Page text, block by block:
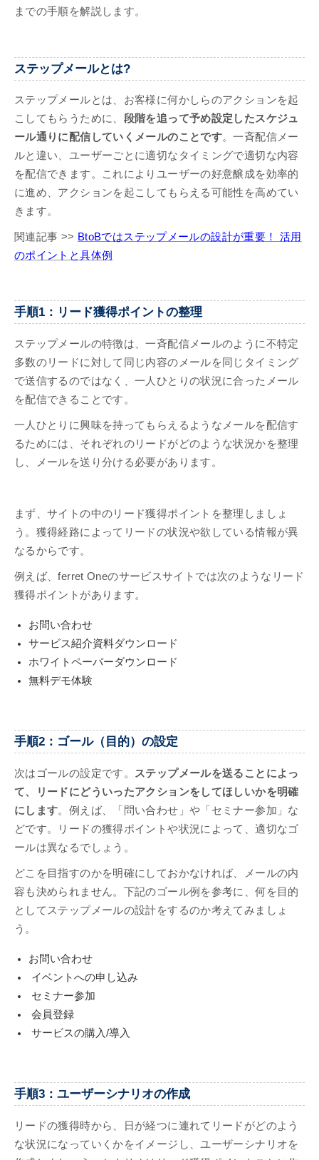
までの手順を解説します。
ステップメールとは?
ステップメールとは、お客様に何かしらのアクションを起
こしてもらうために、 段階を追って予め設定したスケジュ
ール通りに配信していくメールのことです。一斉配信メー
ルと違い、ユーザーごとに適切なタイミングで適切な内容
を配信できます。これによりユーザーの好意醸成を効率的
に進め、アクションを起こしてもらえる可能性を高めてい
きます。
関連記事 >> BtoBではステップメールの設計が重要！ 活用
のポイントと具体例
手順1：リード獲得ポイントの整理
ステップメールの特徴は、一斉配信メールのように不特定
多数のリードに対して同じ内容のメールを同じタイミング
で送信するのではなく、一人ひとりの状況に合ったメール
を配信できることです。
一人ひとりに興味を持ってもらえるようなメールを配信す
るためには、それぞれのリードがどのような状況かを整理
し、メールを送り分ける必要があります。
まず、サイトの中のリード獲得ポイントを整理しましょ
う。獲得経路によってリードの状況や欲している情報が異
なるからです。
例えば、ferret Oneのサービスサイトでは次のようなリード
獲得ポイントがあります。
お問い合わせ
サービス紹介資料ダウンロード
ホワイトペーパーダウンロード
無料デモ体験
手順2：ゴール（目的）の設定
次はゴールの設定です。
ステップメールを送ることによっ
て、リードにどういったアクションをしてほしいかを明確
にします。例えば、「問い合わせ」や「セミナー参加」な
どです。リードの獲得ポイントや状況によって、適切なゴ
ールは異なるでしょう。
どこを目指すのかを明確にしておかなければ、メールの内
容も決められません。下記のゴール例を参考に、何を目的
としてステップメールの設計をするのか考えてみましょ
う。
お問い合わせ
イベントへの申し込み
セミナー参加
会員登録
サービスの購入/導入
手順3：ユーザーシナリオの作成
リードの獲得時から、日が経つに連れてリードがどのよう
な状況になっていくかをイメージし、ユーザーシナリオを